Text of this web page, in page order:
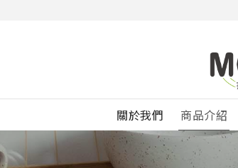
關於我們 商品介紹